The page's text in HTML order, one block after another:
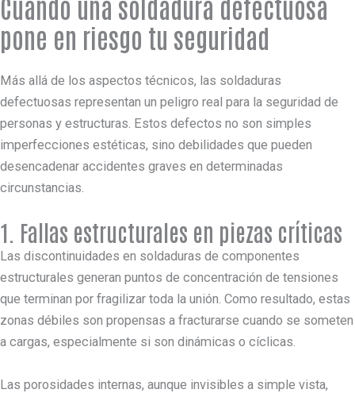
pone en riesgo tu seguridad
Más allá de los aspectos técnicos, las soldaduras
defectuosas representan un peligro real para la seguridad de
personas y estructuras. Estos defectos no son simples
imperfecciones estéticas, sino debilidades que pueden
desencadenar accidentes graves en determinadas
circunstancias.
1. Fallas estructurales en piezas críticas
Las discontinuidades en soldaduras de componentes
estructurales generan puntos de concentración de tensiones
que terminan por fragilizar toda la unión. Como resultado, estas
zonas débiles son propensas a fracturarse cuando se someten
a cargas, especialmente si son dinámicas o cíclicas.
Las porosidades internas, aunque invisibles a simple vista,